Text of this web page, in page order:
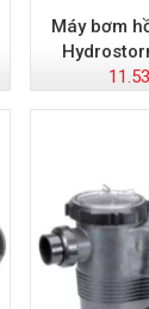
Máy bơm